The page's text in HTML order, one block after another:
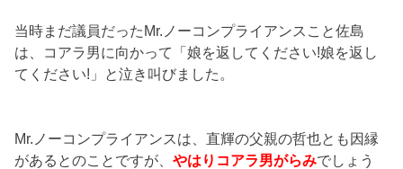
当時まだ議員だったMr.ノーコンプライアンスこと佐島
は、コアラ男に向かって「娘を返してください!娘を返し
てください!」と泣き叫びました。
Mr.ノーコンプライアンスは、直輝の父親の哲也とも因縁
があるとのことですが、やはりコアラ男がらみでしょう